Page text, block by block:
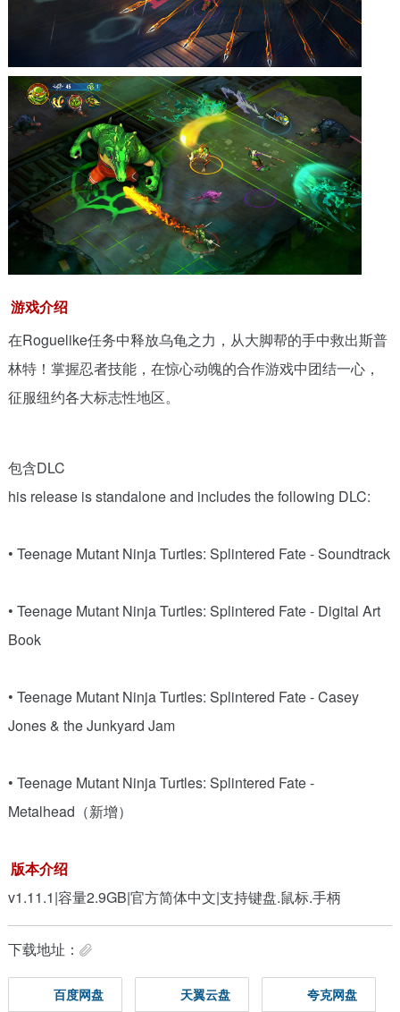
游戏介绍
在Roguelike任务中释放乌龟之力，从大脚帮的手中救出斯普
林特！掌握忍者技能，在惊心动魄的合作游戏中团结一心，
征服纽约各大标志性地区。
包含DLC
his release is standalone and includes the following DLC:
• Teenage Mutant Ninja Turtles: Splintered Fate - Soundtrack
• Teenage Mutant Ninja Turtles: Splintered Fate - Digital Art
Book
• Teenage Mutant Ninja Turtles: Splintered Fate - Casey
Jones & the Junkyard Jam
• Teenage Mutant Ninja Turtles: Splintered Fate -
Metalhead（新增）
版本介绍
v1.11.1|容量2.9GB|官方简体中文|支持键盘.鼠标.手柄
下载地址：
百度网盘 天翼云盘 夸克网盘